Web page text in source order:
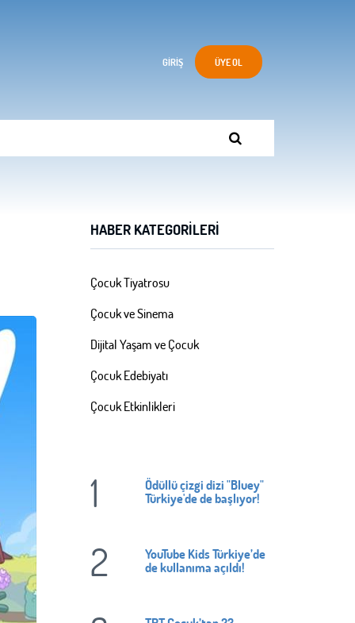
GIRIŞ ÜYE OL
HABER KATEGORILERI
Çocuk Tiyatrosu
Çocuk ve Sinema
Dijital Yaşam ve Çocuk
Çocuk Edebiyatı
Çocuk Etkinlikleri
1
Ödüllü çizgi dizi "Bluey"
Türkiye'de de başlıyor!
2
YouTube Kids Türkiye’de
de kullanıma açıldı!